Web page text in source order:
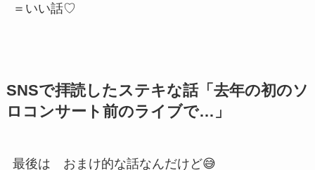
＝いい話♡
SNSで拝読したステキな話「去年の初のソ
ロコンサート前のライブで…」
最後は おまけ的な話なんだけど😅